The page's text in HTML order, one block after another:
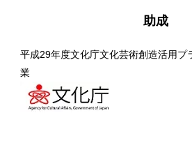
助成
平成29年度文化庁文化芸術創造活用プ
業